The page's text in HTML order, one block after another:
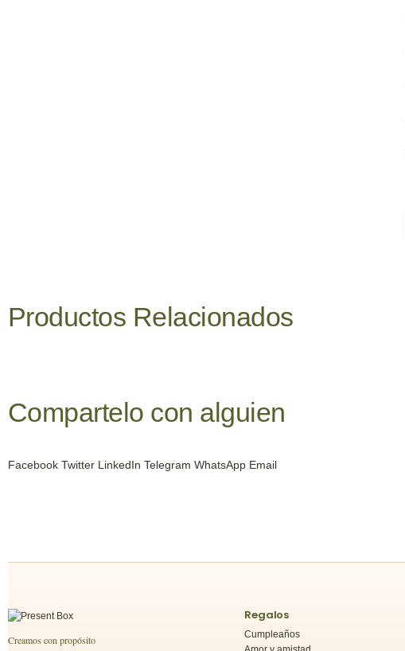
Productos Relacionados
Compartelo con alguien
Facebook Twitter LinkedIn Telegram WhatsApp Email
Creamos con propósito
Regalos
Cumpleaños